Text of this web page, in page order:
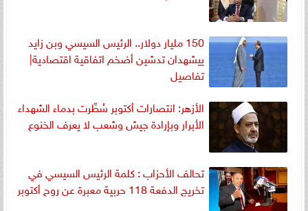
150 مليار دولار.. الرئيس السيسي وبن زايد
ييشهدان تدشين أضخم اتفاقية اقتصادية|
تفاصيل
الأزهر: انتصارات أكتوبر سُطِّرت بدماء الشهداء
الأبرار وبإرادة جيش وشعب لا يعرف الخنوع
تحالف الأحزاب : كلمة الرئيس السيسي في
تخريج الدفعة 118 حربية معبرة عن روح أكتوبر